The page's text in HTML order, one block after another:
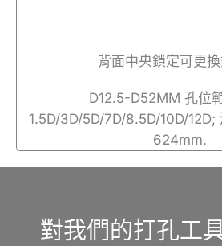
背面中央鎖定可更
D12.5-D52MM 孔位
1.5D/3D/5D/7D/8.5D/10D/
624mm.
對我們的打孔工